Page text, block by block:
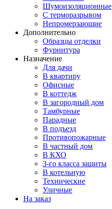
Шумоизоляционные
С терморазрывом
Непромерзающие
Дополнительно
Образцы отделки
Фурнитура
Назначение
Для дачи
В квартиру
Офисные
В коттедж
В загородный дом
Тамбурные
Парадные
В подъезд
Противопожарные
В частный дом
В КХО
3-го класса защиты
В котельную
Технические
Уличные
На заказ